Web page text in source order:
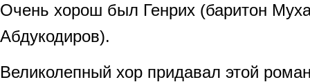
Очень хорош был Генрих (баритон
Абдукодиров).
Великолепный хор придавал этой